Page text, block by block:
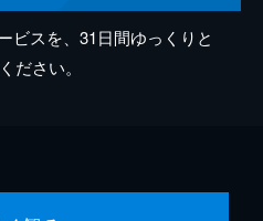
ビスを、31日間ゆっくりと
ださい。